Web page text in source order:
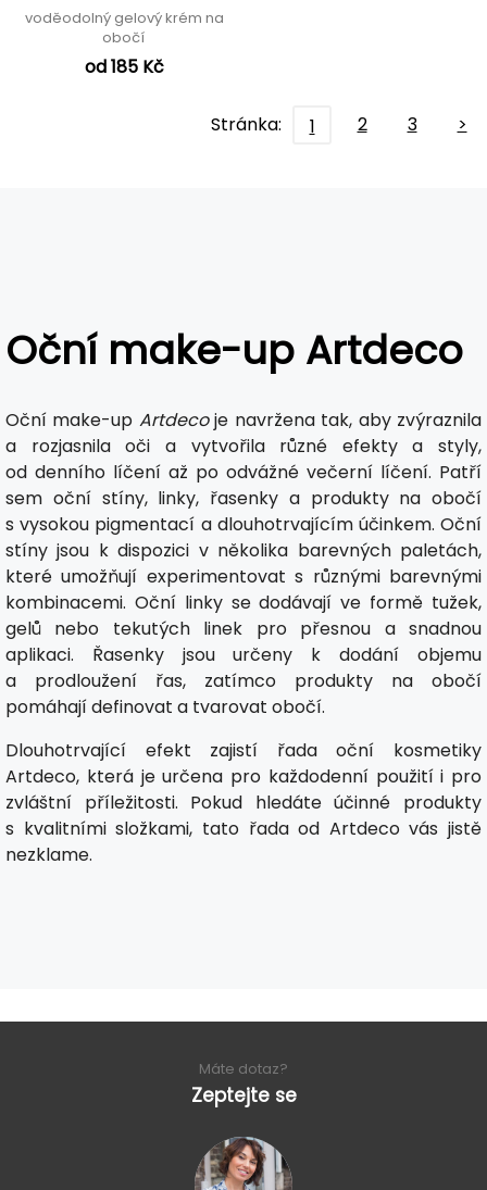
voděodolný gelový krém na
obočí
od 185 Kč
Stránka: 1 2 3 >
Oční make-up Artdeco
Oční make-up Artdecoje navržena tak, aby zvýraznila
a rozjasnila oči a vytvořila různé efekty a styly,
od denního líčení až po odvážné večerní líčení. Patří
sem oční stíny, linky, řasenky a produkty na obočí
s vysokou pigmentací a dlouhotrvajícím účinkem. Oční
stíny jsou k dispozici v několika barevných paletách,
které umožňují experimentovat s různými barevnými
kombinacemi. Oční linky se dodávají ve formě tužek,
gelů nebo tekutých linek pro přesnou a snadnou
aplikaci. Řasenky jsou určeny k dodání objemu
a prodloužení řas, zatímco produkty na obočí
pomáhají definovat a tvarovat obočí.
Dlouhotrvající efekt zajistí řada oční kosmetiky
Artdeco, která je určena pro každodenní použití i pro
zvláštní příležitosti. Pokud hledáte účinné produkty
s kvalitními složkami, tato řada od Artdeco vás jistě
nezklame.
Máte dotaz?
Zeptejte se